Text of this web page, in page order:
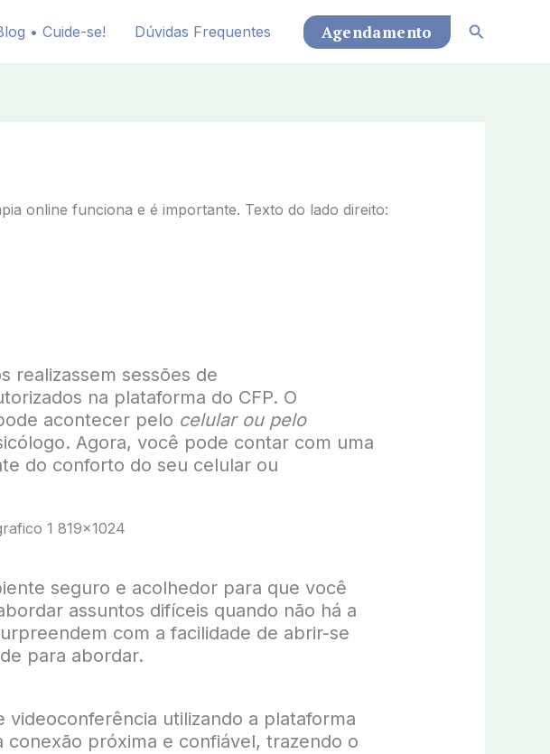
• Cuide-se! Dúvidas Frequentes Agendamento Pesquisar
realizassem sessões de
na plataforma do CFP. O
acontecer pelo celular ou pelo
Agora, você pode contar com uma
do conforto do seu celular ou
seguro e acolhedor para que você
assuntos difíceis quando não há a
com a facilidade de abrir-se
para abordar.
videoconferência utilizando a plataforma
conexão próxima e confiável, trazendo o